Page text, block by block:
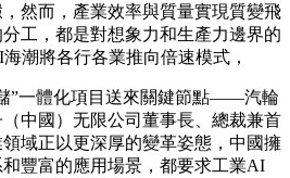
然而，產業效率與質量實現質變飛
工，都是對想象力和生產力邊界的
潮將各行各業推向倍速模式，
一體化項目送來關鍵節點——汽輪
中國）无限公司董事長、總裁兼首
域正以更深厚的變革姿態，中國擁
豐富的應用場景，都要求工業AI